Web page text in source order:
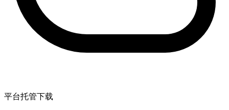
平台托管下载